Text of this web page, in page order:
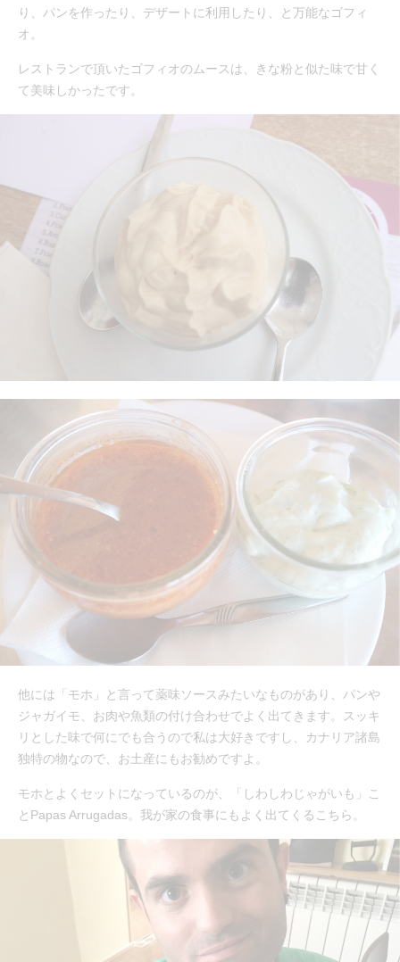
り、パンを作ったり、デザートに利用したり、と万能なゴフィ
オ。
レストランで頂いたゴフィオのムースは、きな粉と似た味で甘く
て美味しかったです。
他には「モホ」と言って薬味ソースみたいなものがあり、パンや
ジャガイモ、お肉や魚類の付け合わせでよく出てきます。スッキ
リとした味で何にでも合うので私は大好きですし、カナリア諸島
独特の物なので、お土産にもお勧めですよ。
モホとよくセットになっているのが、「しわしわじゃがいも」こ
とPapas Arrugadas。我が家の食事にもよく出てくるこちら。